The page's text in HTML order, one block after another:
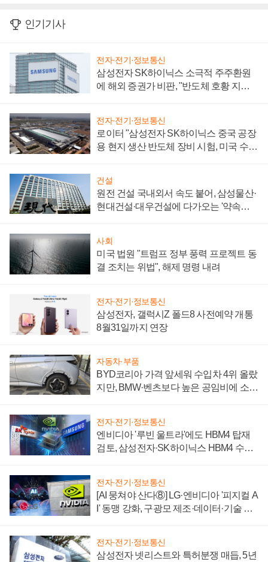
인기기사
전자·전기·정보통신
삼성전자 SK하이닉스 소극적 주주환원
에 해외 증권가 비판, "반도체 호황 지속
전자·전기·정보통신
로이터 "삼성전자 SK하이닉스 중국 공장
용 현지 생산 반도체 장비 시험, 미국 수출
건설
원전 건설 국내외서 속도 붙어, 삼성물산·
현대건설·대우건설에 다가오는 '약속의
사회
미국 법원 "트럼프 정부 풍력 프로젝트 동
결 조치는 위법", 해제 명령 내려
전자·전기·정보통신
삼성전자, 갤럭시Z 폴드8 사전예약 개통
8월31일까지 연장
자동차·부품
BYD코리아 가격 앞세워 수입차 4위 올랐
지만, BMW·벤츠보다 높은 공임비에 소비
전자·전기·정보통신
엔비디아 '루빈 울트라'에도 HBM4 탑재
검토, 삼성전자·SK하이닉스 HBM4 수율
전자·전기·정보통신
[AI 뭉쳐야 산다⑧] LG·엔비디아 '피지컬 A
I' 동맹 강화, 구광모 제조·데이터·기술 결
전자·전기·정보통신
삼성전자 넷리스트와 특허분쟁 매듭, 5년